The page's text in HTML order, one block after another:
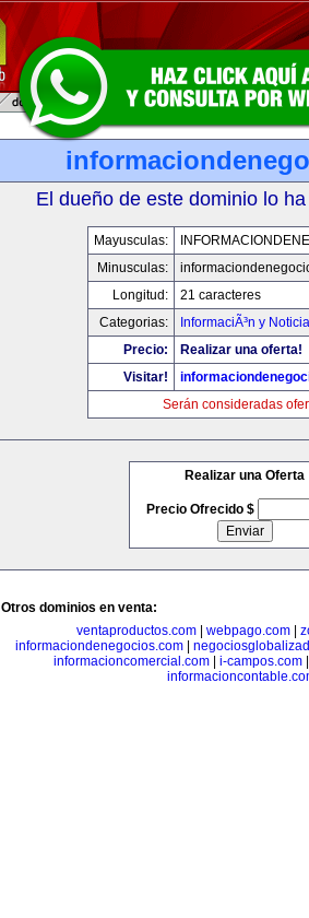
El dueño de este dominio lo
Mayusculas:
Minusculas:
Longitud:
21 caracteres
Categorias:
InformaciÃ³n y
Precio:
Realizar una oferta!
Visitar!
Serán consideradas
Realizar una Oferta
Precio Ofrecido $
Otros dominios en venta:
ventaproductos.com
webpago.com
informaciondenegocios.com|
informacioncomercial.com| i-campos.com